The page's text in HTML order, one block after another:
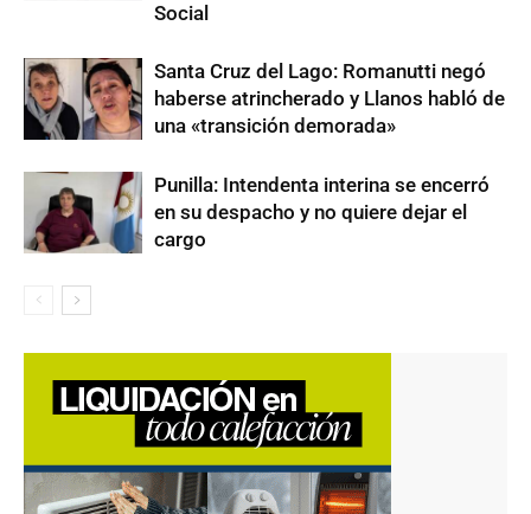
Social
Santa Cruz del Lago: Romanutti negó
haberse atrincherado y Llanos habló de
una «transición demorada»
Punilla: Intendenta interina se encerró
en su despacho y no quiere dejar el
cargo